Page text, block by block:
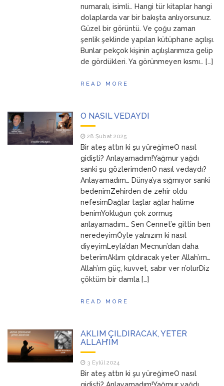
numaralı, isimli… Hangi tür kitaplar hangi
dolaplarda var bir bakışta anlıyorsunuz.
Güzel bir görüntü. Ve çoğu zaman
şenlik şeklinde yapılan kütüphane açılışı.
Bunlar pekçok kişinin açılışlarımıza gelip
de gördükleri. Ya görünmeyen kısmı… […]
READ MORE
O NASIL VEDAYDI
28 Şubat 2025
Bir ateş attın ki şu yüreğimeO nasıl
gidişti? Anlayamadım!Yağmur yağdı
sanki şu gözlerimdenO nasıl vedaydı?
Anlayamadım… Dünya’ya sığmıyor sanki
bedenimZehirden de zehir oldu
nefesimDağlar taşlar ağlar halime
benimYokluğun çok zormuş
anlayamadım… Sen Cennet’e gittin ben
neredeyimÖyle yalnızım ki nasıl
diyeyimLeyla’dan Mecnun’dan daha
beterimAklım çıldıracak yeter Allah’ım…
Allah’ım güç, kuvvet, sabır ver n’olurDiz
çöktüm bir damla […]
READ MORE
AKLIM ÇILDIRACAK, YETER
ALLAH’IM
3 Eylül 2024
Bir ateş attın ki şu yüreğimeO nasıl